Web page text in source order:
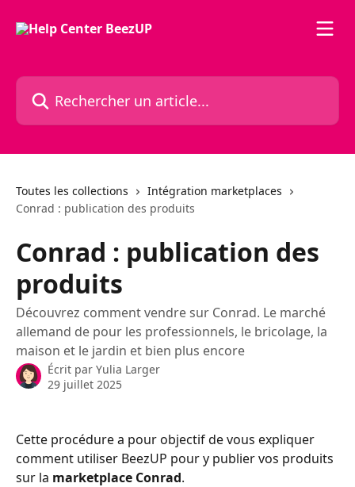
Rechercher un article...
Toutes les collections
Intégration marketplaces
Conrad : publication des produits
Conrad : publication des
produits
Découvrez comment vendre sur Conrad. Le marché
allemand de pour les professionnels, le bricolage, la
maison et le jardin et bien plus encore
Écrit par Yulia Larger
29 juillet 2025
Cette procédure a pour objectif de vous expliquer
comment utiliser BeezUP pour y publier vos produits
sur la marketplace Conrad.